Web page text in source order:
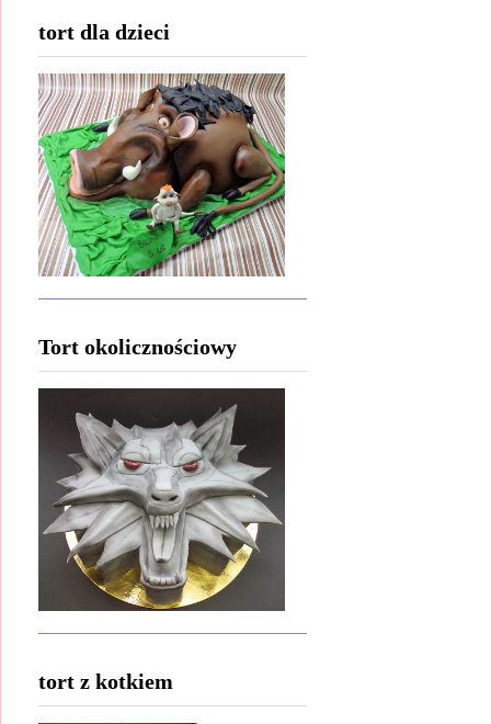
tort dla dzieci
Tort okolicznościowy
tort z kotkiem